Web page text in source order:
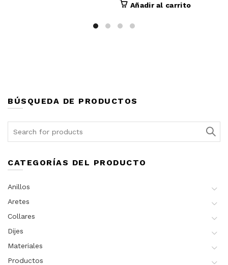
Añadir al carrito
BÚSQUEDA DE PRODUCTOS
CATEGORÍAS DEL PRODUCTO
Anillos
Aretes
Collares
Dijes
Materiales
Productos